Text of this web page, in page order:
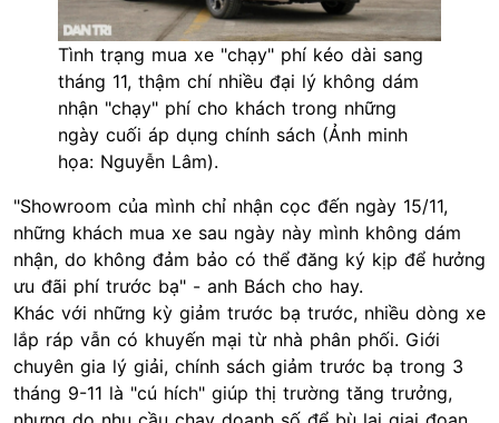
Tình trạng mua xe "chạy" phí kéo dài sang
tháng 11, thậm chí nhiều đại lý không dám
nhận "chạy" phí cho khách trong những
ngày cuối áp dụng chính sách (Ảnh minh
họa: Nguyễn Lâm).
"Showroom của mình chỉ nhận cọc đến ngày 15/11,
những khách mua xe sau ngày này mình không dám
nhận, do không đảm bảo có thể đăng ký kịp để hưởng
ưu đãi phí trước bạ" - anh Bách cho hay.
Khác với những kỳ giảm trước bạ trước, nhiều dòng xe
lắp ráp vẫn có khuyến mại từ nhà phân phối. Giới
chuyên gia lý giải, chính sách giảm trước bạ trong 3
tháng 9-11 là "cú hích" giúp thị trường tăng trưởng,